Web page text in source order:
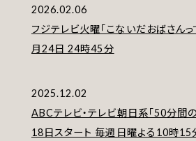
2026.02.06
フジテレビ火曜「こないだおばさん
月24日 24時45分
2025.12.02
ABCテレビ・テレビ朝日系「50分間
18日スタート 毎週日曜よる10時15